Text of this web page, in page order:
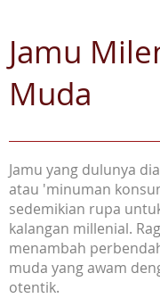
Jamu
Muda
Jamu yang dulunya
atau 'minuman
sedemikian rupa
kalangan millenial.
menambah
muda yang awam
otentik.